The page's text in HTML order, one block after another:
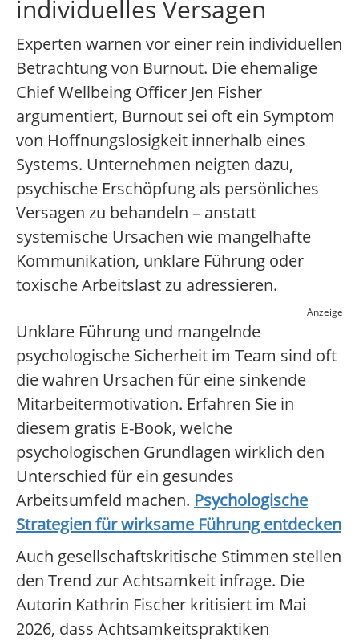
individuelles Versagen
Experten warnen vor einer rein individuellen
Betrachtung von Burnout. Die ehemalige
Chief Wellbeing Officer Jen Fisher
argumentiert, Burnout sei oft ein Symptom
von Hoffnungslosigkeit innerhalb eines
Systems. Unternehmen neigten dazu,
psychische Erschöpfung als persönliches
Versagen zu behandeln – anstatt
systemische Ursachen wie mangelhafte
Kommunikation, unklare Führung oder
toxische Arbeitslast zu adressieren.
Anzeige
Unklare Führung und mangelnde
psychologische Sicherheit im Team sind oft
die wahren Ursachen für eine sinkende
Mitarbeitermotivation. Erfahren Sie in
diesem gratis E-Book, welche
psychologischen Grundlagen wirklich den
Unterschied für ein gesundes
Arbeitsumfeld machen. Psychologische
Strategien für wirksame Führung entdecken
Auch gesellschaftskritische Stimmen stellen
den Trend zur Achtsamkeit infrage. Die
Autorin Kathrin Fischer kritisiert im Mai
2026, dass Achtsamkeitspraktiken